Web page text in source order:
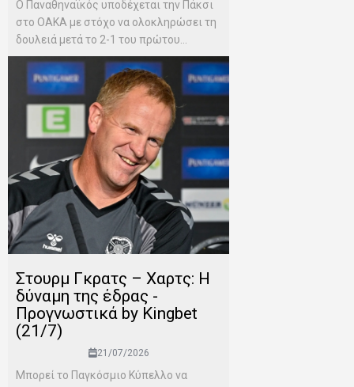
Ο Παναθηναϊκός υποδέχεται την Πάκσι
στο ΟΑΚΑ με στόχο να ολοκληρώσει τη
δουλειά μετά το 2-1 του πρώτου...
Στουρμ Γκρατς – Χαρτς: Η
δύναμη της έδρας -
Προγνωστικά by Kingbet
(21/7)
21/07/2026
Μπορεί το Παγκόσμιο Κύπελλο να